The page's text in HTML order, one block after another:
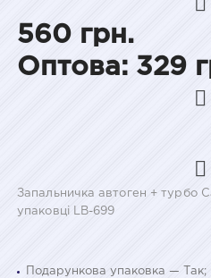
560 грн.
Оптова: 329
Запальничка автоген + турбо
упаковці LB-699
Подарункова упаковка — Так;